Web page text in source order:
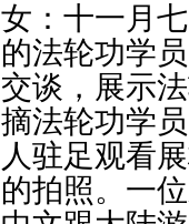
女：十一月
的法轮功学
交谈，展示
摘法轮功学
人驻足观看
的拍照。一